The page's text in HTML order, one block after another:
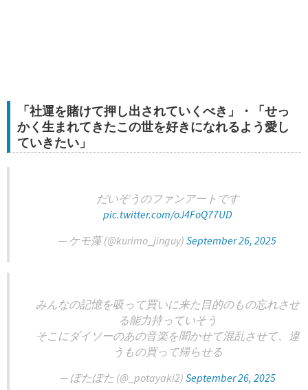
「社運を賭けて押し出されていくべき」・「せっ
かく生まれてきたこの世を好きになれるよう愛し
ていきたい」
だいぞうのファンアートです
pic.twitter.com/oJ4FoQ77UD
— ケモ藻 (@kurimo_jinguy) September 26, 2025
みんなの記憶を吸って買いに来た目的のもの忘れさせ
る能力持っていそう
そこにダイソーのあの音楽を聞かせて混乱させて、違
うもの買って帰らせる
— ぽたぽた (@_potayaki2) September 26, 2025